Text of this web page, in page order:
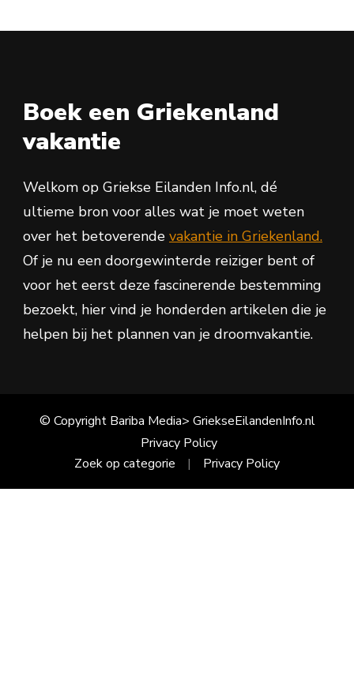
Boek een Griekenland
vakantie
Welkom op Griekse Eilanden Info.nl, dé
ultieme bron voor alles wat je moet weten
over het betoverende vakantie in Griekenland.
Of je nu een doorgewinterde reiziger bent of
voor het eerst deze fascinerende bestemming
bezoekt, hier vind je honderden artikelen die je
helpen bij het plannen van je droomvakantie.
© Copyright Bariba Media> GriekseEilandenInfo.nl
Privacy Policy
Zoek op categorie
Privacy Policy